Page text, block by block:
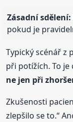
Zásadní sdělení:
pokud je
Typický scénář z
při potížích. To je
ne jen při
Zkušenosti
zlepšilo se to.“